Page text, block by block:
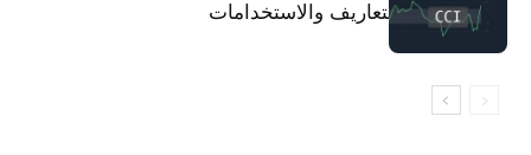
قناة السلع – التعاريف والاستخدامات